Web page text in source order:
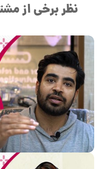
نظر برخی از